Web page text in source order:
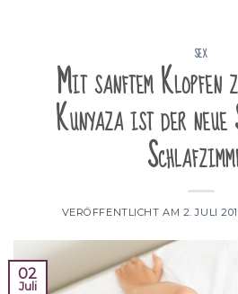
SEX
Mit sanftem Klopfen
Kunyaza ist der
VERÖFFENTLICHT AM 2. JULI
02
Juli